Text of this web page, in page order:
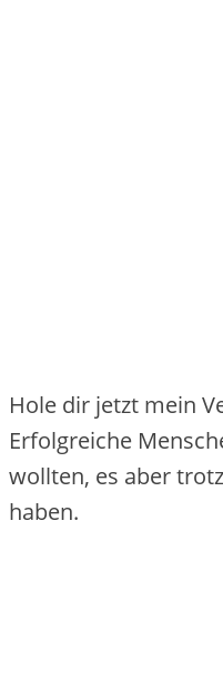
Hole dir jetzt mein
Erfolgreiche
wollten, es aber
haben.